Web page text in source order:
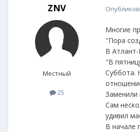
ZNV
Местный
25
Многие
"Пора
В
"В
Суббота.
Заменили
Сам
удивил
В начале